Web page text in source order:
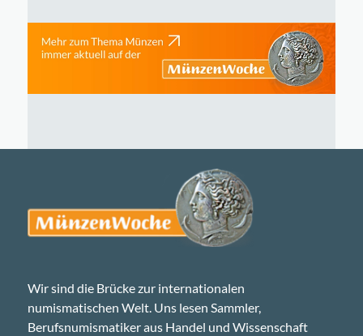
Wir sind die Brücke zur internationalen
numismatischen Welt. Uns lesen Sammler,
Berufsnumismatiker aus Handel und Wissenschaft